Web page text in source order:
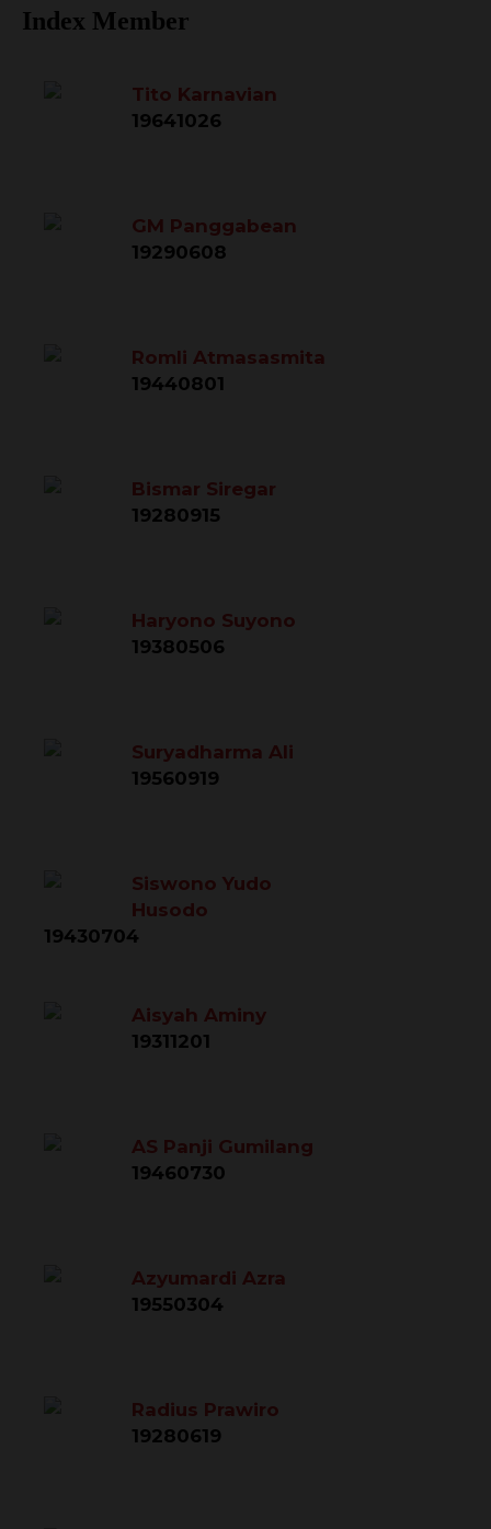
Index Member
Tito Karnavian
19641026
GM Panggabean
19290608
Romli Atmasasmita
19440801
Bismar Siregar
19280915
Haryono Suyono
19380506
Suryadharma Ali
19560919
Siswono Yudo
Husodo
19430704
Aisyah Aminy
19311201
AS Panji Gumilang
19460730
Azyumardi Azra
19550304
Radius Prawiro
19280619